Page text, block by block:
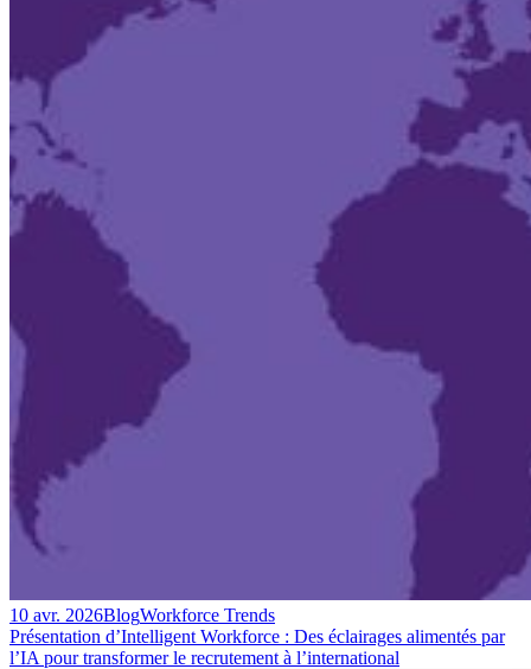
10 avr. 2026BlogWorkforce Trends
Présentation d’Intelligent Workforce : Des éclairages alimentés par
l’IA pour transformer le recrutement à l’international